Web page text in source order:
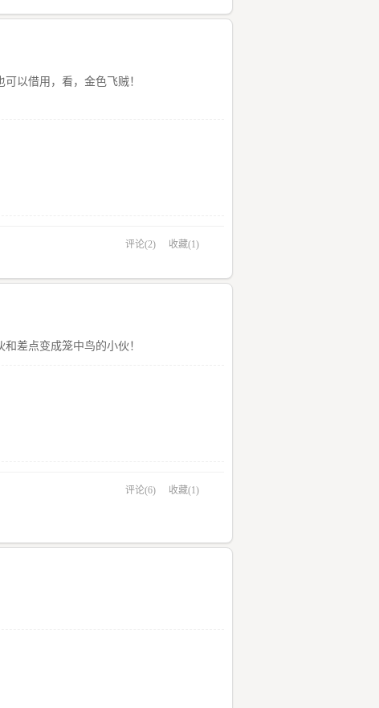
以借用，看，金色飞贼！
评论(2) 收藏(1)
差点变成笼中鸟的小伙！
评论(6) 收藏(1)